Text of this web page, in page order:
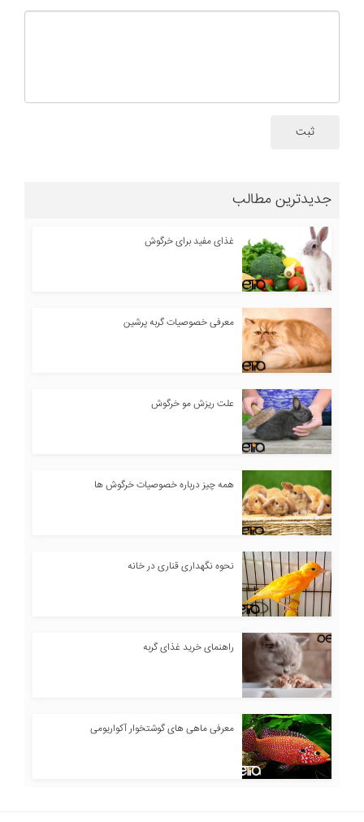
ثبت
جدیدترین مطالب
غذای مفید برای خرگوش
معرفی خصوصیات گربه پرشین
علت ریزش مو خرگوش
همه چیز درباره خصوصیات خرگوش ها
نحوه نگهداری قناری در خانه
راهنمای خرید غذای گربه
معرفی ماهی های گوشتخوار آکواریومی